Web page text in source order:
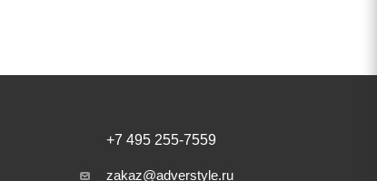
+7 495 255-7559
zakaz@adverstyle.ru